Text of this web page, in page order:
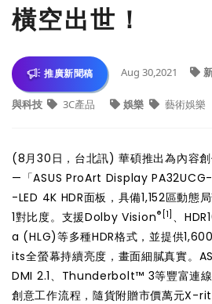
橫空出世！
推廣新聞稿 Aug 30,2021
與科技 3C產品 娛樂 藝術娛樂
(8月30日，台北訊) 華碩推出為內容
—「ASUS ProArt Display
-LED 4K HDR面板，具備1,152區動態
1對比度。支援Dolby Vision® [1] 、
a (HLG)等多種HDR格式，並提供
its全螢幕持續亮度，畫面細膩真實。
DMI 2.1、Thunderbolt™ 3等豐富連
創意工作流程，隨貨附贈市價萬元X-